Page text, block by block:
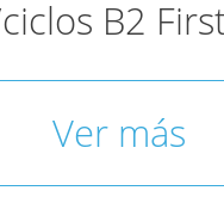
B2
Ver más